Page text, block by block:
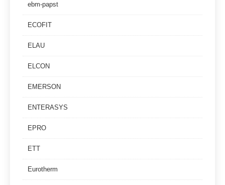
ebm-papst
ECOFIT
ELAU
ELCON
EMERSON
ENTERASYS
EPRO
ETT
Eurotherm